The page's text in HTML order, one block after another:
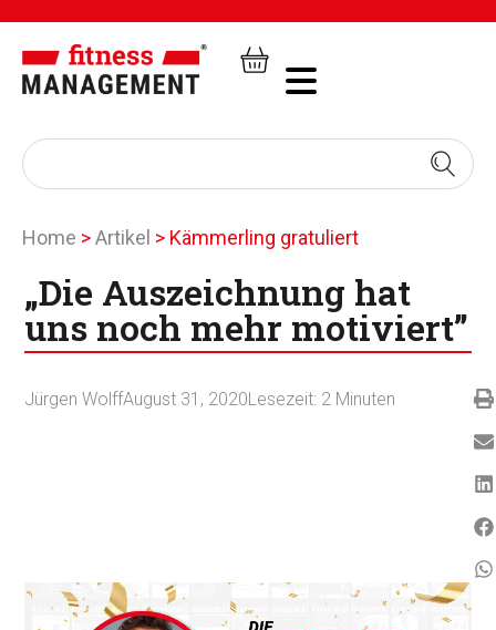
Home >Artikel > Kämmerling gratuliert
„Die Auszeichnung hat
uns noch mehr motiviert”
Jürgen WolffAugust 31, 2020Lesezeit: 2 Minuten